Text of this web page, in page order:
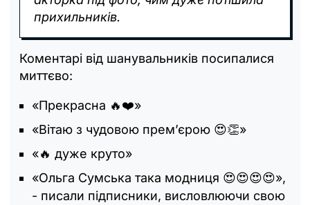
прихильників.
Коментарі від шанувальників посипалися
миттєво:
«Прекрасна 🔥❤️»
«Вітаю з чудовою прем’єрою 😍👏»
«🔥 дуже круто»
«Ольга Сумська така модниця 😍😍😍😍»,
- писали підписники, висловлюючи свою